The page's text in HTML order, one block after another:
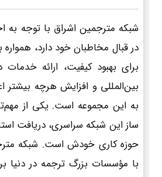
شبکه مترجمین اشراق با توجه
در قبال مخاطبان خود دارد، همواره
برای بهبود کیفیت، ارائه
بین‌المللی و افزایش هرچه بیشتر
به این مجموعه است. یکی از
ساز این شبکه سراسری، دریافت
حوزه کاری خودش است. شبکه
با مؤسسات بزرگ ترجمه در دنیا